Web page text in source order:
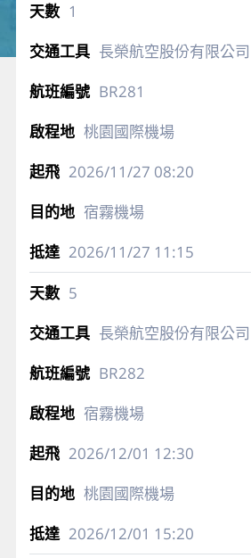
1
長榮航空股份有限公司
BR281
桃園國際機場
2026/11/27 08:20
宿霧機場
2026/11/27 11:15
5
長榮航空股份有限公司
BR282
宿霧機場
2026/12/01 12:30
桃園國際機場
2026/12/01 15:20